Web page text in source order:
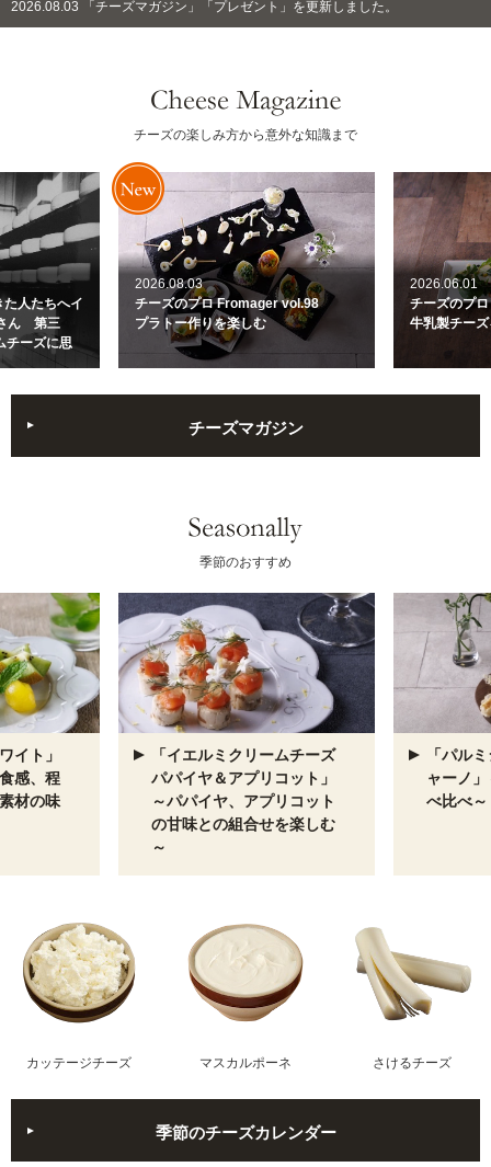
2026.08.03 「チーズマガジン」「プレゼント」を更新しました。
チーズの楽しみ方から意外な知識まで
2026.08.03
チーズのプロ Fromager vol.98
プラトー作りを楽しむ
2026.06.01
チーズのプ
牛乳製チー
人たちへイ
ん 第三
ーズに思
チーズマガジン
季節のおすすめ
「イエルミクリームチーズ
パパイヤ＆アプリコット」
～パパイヤ、アプリコット
の甘味との組合せを楽しむ
～
「パル
ャーノ
べ比べ～
イト」
感、程
材の味
カッテージチーズ マスカルポーネ さけるチーズ
季節のチーズカレンダー